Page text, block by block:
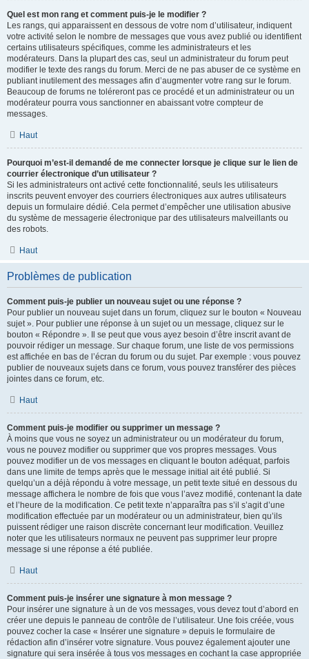
Quel est mon rang et comment puis-je le modifier ?
Les rangs, qui apparaissent en dessous de votre nom d’utilisateur, indiquent
votre activité selon le nombre de messages que vous avez publié ou identifient
certains utilisateurs spécifiques, comme les administrateurs et les
modérateurs. Dans la plupart des cas, seul un administrateur du forum peut
modifier le texte des rangs du forum. Merci de ne pas abuser de ce système en
publiant inutilement des messages afin d’augmenter votre rang sur le forum.
Beaucoup de forums ne toléreront pas ce procédé et un administrateur ou un
modérateur pourra vous sanctionner en abaissant votre compteur de
messages.
Haut
Pourquoi m’est-il demandé de me connecter lorsque je clique sur le lien de
courrier électronique d’un utilisateur ?
Si les administrateurs ont activé cette fonctionnalité, seuls les utilisateurs
inscrits peuvent envoyer des courriers électroniques aux autres utilisateurs
depuis un formulaire dédié. Cela permet d’empêcher une utilisation abusive
du système de messagerie électronique par des utilisateurs malveillants ou
des robots.
Haut
Problèmes de publication
Comment puis-je publier un nouveau sujet ou une réponse ?
Pour publier un nouveau sujet dans un forum, cliquez sur le bouton « Nouveau
sujet ». Pour publier une réponse à un sujet ou un message, cliquez sur le
bouton « Répondre ». Il se peut que vous ayez besoin d’être inscrit avant de
pouvoir rédiger un message. Sur chaque forum, une liste de vos permissions
est affichée en bas de l’écran du forum ou du sujet. Par exemple : vous pouvez
publier de nouveaux sujets dans ce forum, vous pouvez transférer des pièces
jointes dans ce forum, etc.
Haut
Comment puis-je modifier ou supprimer un message ?
À moins que vous ne soyez un administrateur ou un modérateur du forum,
vous ne pouvez modifier ou supprimer que vos propres messages. Vous
pouvez modifier un de vos messages en cliquant le bouton adéquat, parfois
dans une limite de temps après que le message initial ait été publié. Si
quelqu’un a déjà répondu à votre message, un petit texte situé en dessous du
message affichera le nombre de fois que vous l’avez modifié, contenant la date
et l’heure de la modification. Ce petit texte n’apparaîtra pas s’il s’agit d’une
modification effectuée par un modérateur ou un administrateur, bien qu’ils
puissent rédiger une raison discrète concernant leur modification. Veuillez
noter que les utilisateurs normaux ne peuvent pas supprimer leur propre
message si une réponse a été publiée.
Haut
Comment puis-je insérer une signature à mon message ?
Pour insérer une signature à un de vos messages, vous devez tout d’abord en
créer une depuis le panneau de contrôle de l’utilisateur. Une fois créée, vous
pouvez cocher la case « Insérer une signature » depuis le formulaire de
rédaction afin d’insérer votre signature. Vous pouvez également ajouter une
signature qui sera insérée à tous vos messages en cochant la case appropriée